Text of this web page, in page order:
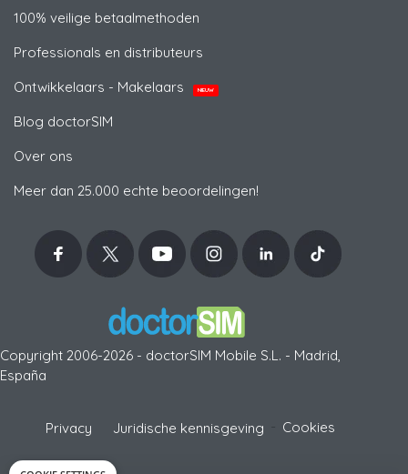
100% veilige betaalmethoden
Professionals en distributeurs
Ontwikkelaars - Makelaars
NIEUW
Blog doctorSIM
Over ons
Meer dan 25.000 echte beoordelingen!
Copyright 2006-2026 - doctorSIM Mobile S.L. - Madrid,
España
Privacy Juridische kennisgeving Cookies